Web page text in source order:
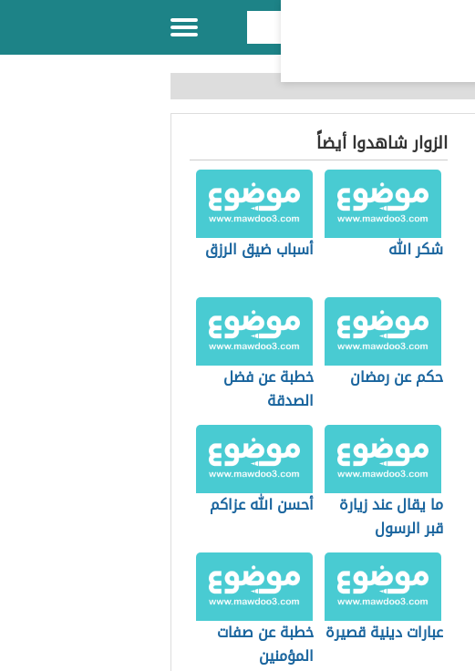
الزوار شاهدوا أيضاً
شكر الله أسباب ضيق الرزق
حكم عن رمضان
خطبة عن فضل
الصدقة
ما يقال عند زيارة
قبر الرسول
أحسن الله عزاكم
عبارات دينية قصيرة خطبة عن صفات
المؤمنين